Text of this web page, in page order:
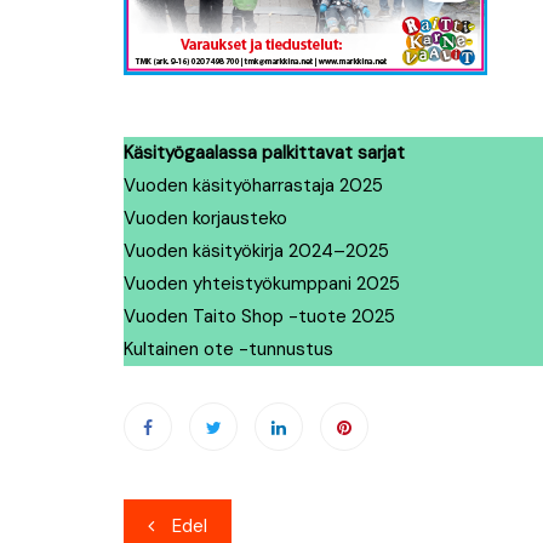
Käsityögaalassa palkittavat sarjat
Vuoden käsityöharrastaja 2025
Vuoden korjausteko
Vuoden käsityökirja 2024–2025
Vuoden yhteistyökumppani 2025
Vuoden Taito Shop -tuote 2025
Kultainen ote -tunnustus
Artikkelien
Edel